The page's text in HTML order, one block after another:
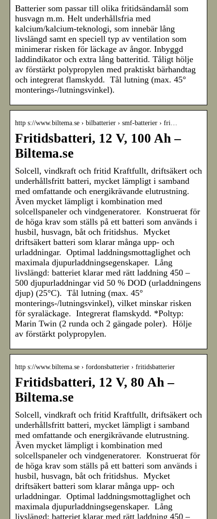
Batterier som passar till olika fritidsändamål som
husvagn m.m. Helt underhållsfria med
kalcium/kalcium-teknologi, som innebär lång
livslängd samt en speciell typ av ventilation som
minimerar risken för läckage av ångor. Inbyggd
laddindikator och extra lång batteritid. Tåligt hölje
av förstärkt polypropylen med praktiskt bärhandtag
och integrerat flamskydd. Tål lutning (max. 45°
monterings-/lutningsvinkel).
http s://www.biltema.se › bilbatterier › smf-batterier › fri…
Fritidsbatteri, 12 V, 100 Ah –
Biltema.se
Solcell, vindkraft och fritid Kraftfullt, driftsäkert och
underhållsfritt batteri, mycket lämpligt i samband
med omfattande och energikrävande elutrustning.
Även mycket lämpligt i kombination med
solcellspaneler och vindgeneratorer. Konstruerat för
de höga krav som ställs på ett batteri som används i
husbil, husvagn, båt och fritidshus. Mycket
driftsäkert batteri som klarar många upp- och
urladdningar. Optimal laddningsmottaglighet och
maximala djupurladdningsegenskaper. Lång
livslängd: batteriet klarar med rätt laddning 450 –
500 djupurladdningar vid 50 % DOD (urladdningens
djup) (25°C). Tål lutning (max. 45°
monterings-/lutningsvinkel), vilket minskar risken
för syraläckage. Integrerat flamskydd. *Poltyp:
Marin Twin (2 runda och 2 gängade poler). Hölje
av förstärkt polypropylen.
http s://www.biltema.se › fordonsbatterier › fritidsbatterier
Fritidsbatteri, 12 V, 80 Ah –
Biltema.se
Solcell, vindkraft och fritid Kraftfullt, driftsäkert och
underhållsfritt batteri, mycket lämpligt i samband
med omfattande och energikrävande elutrustning.
Även mycket lämpligt i kombination med
solcellspaneler och vindgeneratorer. Konstruerat för
de höga krav som ställs på ett batteri som används i
husbil, husvagn, båt och fritidshus. Mycket
driftsäkert batteri som klarar många upp- och
urladdningar. Optimal laddningsmottaglighet och
maximala djupurladdningsegenskaper. Lång
livslängd: batteriet klarar med rätt laddning 450 –